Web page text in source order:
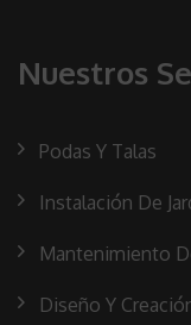
Nuestros
Podas Y Talas
Instalación De
Mantenimiento
Diseño Y